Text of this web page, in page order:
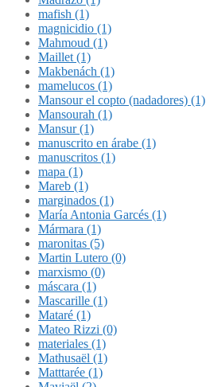
mafish (1)
magnicidio (1)
Mahmoud (1)
Maillet (1)
Makbenách (1)
mamelucos (1)
Mansour el copto (nadadores) (1)
Mansourah (1)
Mansur (1)
manuscrito en árabe (1)
manuscritos (1)
mapa (1)
Mareb (1)
marginados (1)
María Antonia Garcés (1)
Mármara (1)
maronitas (5)
Martin Lutero (0)
marxismo (0)
máscara (1)
Mascarille (1)
Mataré (1)
Mateo Rizzi (0)
materiales (1)
Mathusaël (1)
Matttarée (1)